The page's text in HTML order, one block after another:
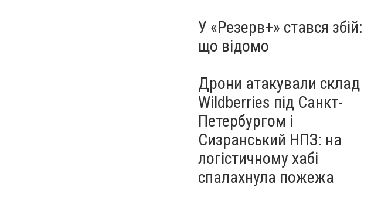
У «Резерв+» стався збій:
що відомо
Дрони атакували склад
Wildberries під Санкт-
Петербургом і
Сизранський НПЗ: на
логістичному хабі
спалахнула пожежа